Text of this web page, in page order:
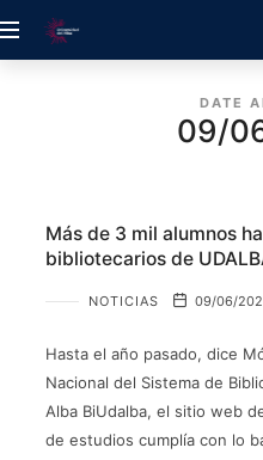
DATE
09/
Más de 3 mil alumnos
bibliotecarios de
NOTICIAS 09/06/
Hasta el año pasado, dice
Nacional del Sistema de
Alba BiUdalba, el sitio web
de estudios cumplía con lo